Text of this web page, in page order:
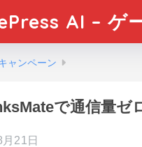
AI – ゲ
ャンペーン
で通信量ゼ
21日